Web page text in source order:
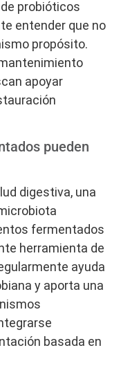
probióticos
entender que no
propósito.
apoyar
pueden
digestiva, una
fermentados
herramienta de
ayuda
y aporta una
basada en